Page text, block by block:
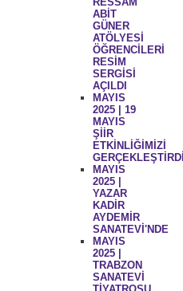
ABİT
GÜNER
ATÖLYESİ
ÖĞRENCİLERİ
RESİM
SERGİSİ
AÇILDI
MAYIS
2025 | 19
MAYIS
ŞİİR
ETKİNLİĞİMİZİ
MAYIS
2025 |
YAZAR
KADİR
AYDEMİR
SANATEVİ'NDE
MAYIS
2025 |
TRABZON
SANATEVİ